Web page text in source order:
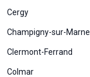
Cergy
Champigny-sur-Marne
Clermont-Ferrand
Colmar